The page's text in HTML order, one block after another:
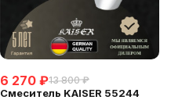
6 270 ₽13 800 ₽
Смеситель KAISER 55244